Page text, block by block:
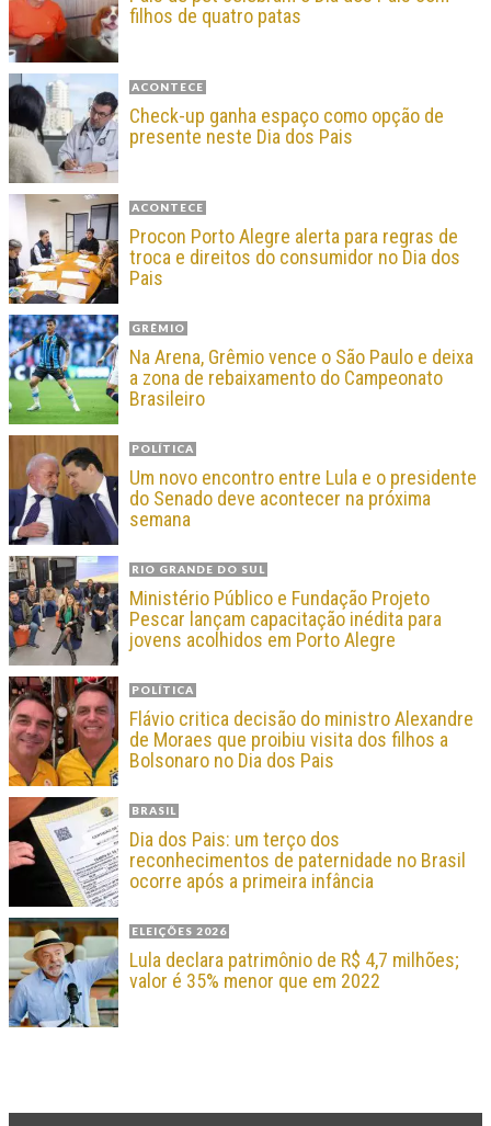
filhos de quatro patas
ACONTECE
Check-up ganha espaço como opção de
presente neste Dia dos Pais
ACONTECE
Procon Porto Alegre alerta para regras de
troca e direitos do consumidor no Dia dos
Pais
GRÊMIO
Na Arena, Grêmio vence o São Paulo e deixa
a zona de rebaixamento do Campeonato
Brasileiro
POLÍTICA
Um novo encontro entre Lula e o presidente
do Senado deve acontecer na próxima
semana
RIO GRANDE DO SUL
Ministério Público e Fundação Projeto
Pescar lançam capacitação inédita para
jovens acolhidos em Porto Alegre
POLÍTICA
Flávio critica decisão do ministro Alexandre
de Moraes que proibiu visita dos filhos a
Bolsonaro no Dia dos Pais
BRASIL
Dia dos Pais: um terço dos
reconhecimentos de paternidade no Brasil
ocorre após a primeira infância
ELEIÇÕES 2026
Lula declara patrimônio de R$ 4,7 milhões;
valor é 35% menor que em 2022